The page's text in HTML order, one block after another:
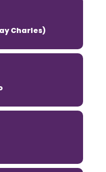
Charles)